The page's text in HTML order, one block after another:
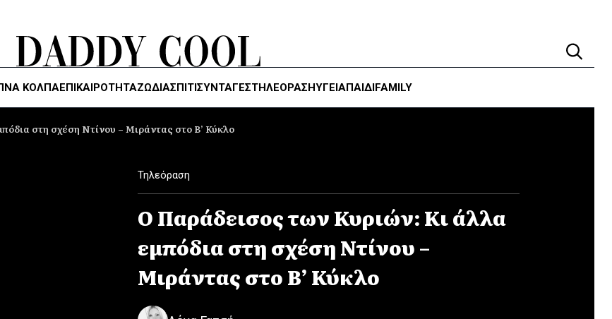
ΚΌΛΠΑΕΠΙΚΑΙΡΟΤΗΤΑΖΏΔΙΑΣΠΙΤΙΣΥΝΤΑΓΕΣΤΗΛΕΌΡΑΣΗΥΓΕΊΑΠΑΙΔΙFAMILY
στη σχέση Ντίνου – Μιράντας στο Β’ Κύκλο
Τηλεόραση
Ο Παράδεισος των Κυριών: Κι άλλα
εμπόδια στη σχέση Ντίνου –
Μιράντας στο Β’ Κύκλο